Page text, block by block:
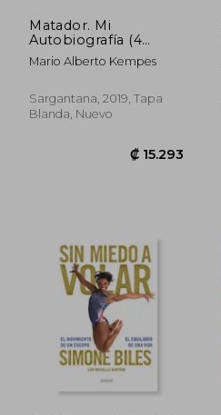
Matador. Mi
Autobiografía (4
edición)
Mario Alberto Kempes
Sargantana, 2019, Tapa
Blanda, Nuevo